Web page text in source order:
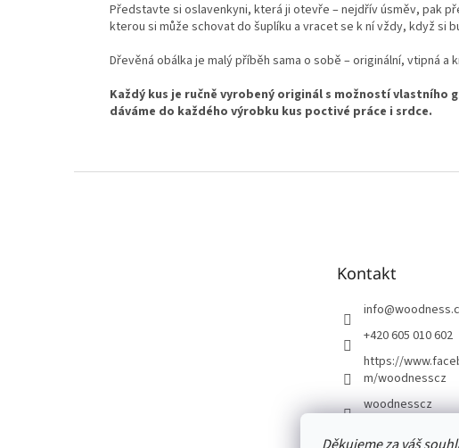
Představte si oslavenkyni, která ji otevře – nejdřív úsměv, pak
kterou si může schovat do šuplíku a vracet se k ní vždy, když si
Dřevěná obálka je malý příběh sama o sobě – originální, vtipná
Každý kus je ručně vyrobený originál s možností vlastního
dáváme do každého výrobku kus poctivé práce i srdce.
Kontakt
info@
+420 605 010 602
https://
m/woodnesscz
woodnesscz